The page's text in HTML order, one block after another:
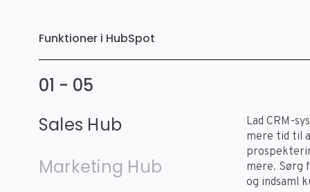
Funktioner i HubSpot
01 - 05
Sales Hub
Marketing Hub
Lad CRM-
mere tid til
mere. Sørg
og indsaml